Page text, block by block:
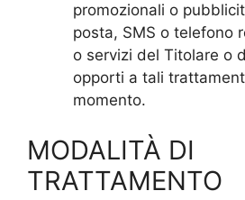
promozionali o
posta, SMS o telefono
o servizi del Titolare o
opporti a tali
momento.
MODALITÀ DI
TRATTAMENTO